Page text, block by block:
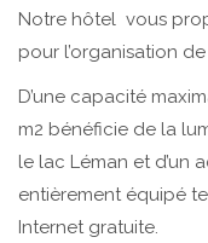
Notre hôtel vous
pour l’organisation
D’une capacité
m2 bénéficie de la
le lac Léman et d’un
entièrement équipé
Internet gratuite.